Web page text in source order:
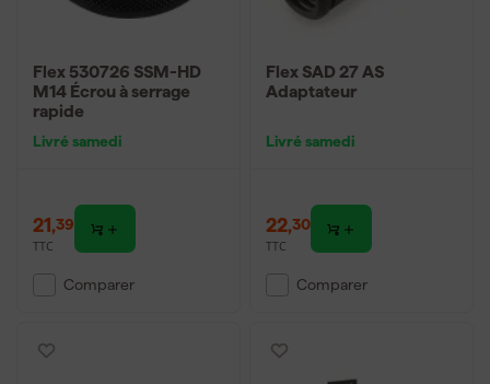
Flex 530726 SSM-HD
M14 Écrou à serrage
rapide
Livré samedi
21,39
TTC
Comparer
Flex SAD 27 AS
Adaptateur
Livré samedi
22,30
TTC
Comparer